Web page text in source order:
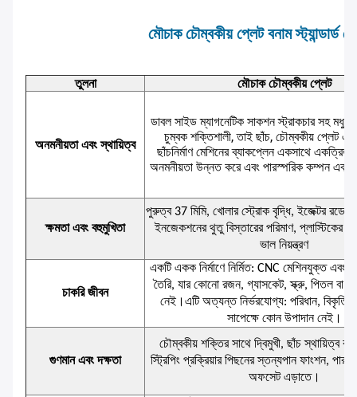
মৌচাক চৌম্বকীয় প্লেট বনাম স্ট্যান্ডার্ড
তুলনা মৌচাক চৌম্বকীয় প্লেট
অনমনীয়তা এবং স্থায়িত্ব
ডাবল সাইড ম্যাগনেটিক সাকশন স্ট্রাকচার সহ
চুম্বক শক্তিশালী, তাই ছাঁচ, চৌম্বকীয় প্লেট
ছাঁচনির্মাণ মেশিনের ব্যাকপ্লেন একসাথে একত্রিত
অনমনীয়তা উন্নত করে এবং পারস্পরিক কম্পন
ক্ষমতা এবং বহুমুখিতা
পুরুত্ব 37 মিমি, খোলার স্ট্রোক বৃদ্ধি, ইজেক্টর রডের
ইনজেকশনের থুতু বিস্তারের পরিমাণ, প্লাস্টিকের
ভাল নিয়ন্ত্রণ
চাকরি জীবন
একটি একক নির্মাণে নির্মিত: CNC মেশিনযুক্ত এবং
তৈরি, যার কোনো রজন, গ্যাসকেট, স্ক্রু, পিতল বা
নেই।এটি অত্যন্ত নির্ভরযোগ্য: পরিধান, বিকৃতি
সাপেক্ষে কোন উপাদান নেই।
গুণমান এবং দক্ষতা
চৌম্বকীয় শক্তির সাথে দ্বিমুখী, ছাঁচ স্থায়িত্ব
স্ট্রিপিং প্রক্রিয়ার পিছনের স্তন্যপান ফাংশন,
অফসেট এড়াতে।